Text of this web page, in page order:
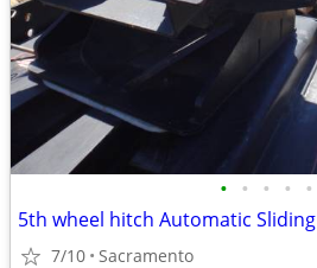
• • • • •
5th wheel hitch Automatic Sliding
7/10 Sacramento